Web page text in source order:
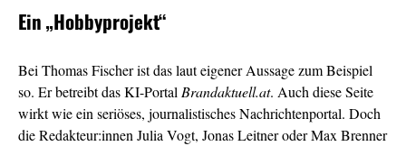
Ein„Hobbyprojekt“
Bei Thomas Fischer ist das laut eigener Aussage zum Beispiel
so. Er betreibt das KI-PortalBrandaktuell.at. Auch diese Seite
wirkt wie ein seriöses, journalistisches Nachrichtenportal. Doch
die Redakteur:innen Julia Vogt, Jonas Leitner oder Max Brenner